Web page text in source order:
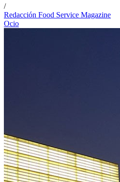
/
Redacción Food Service Magazine
Ocio